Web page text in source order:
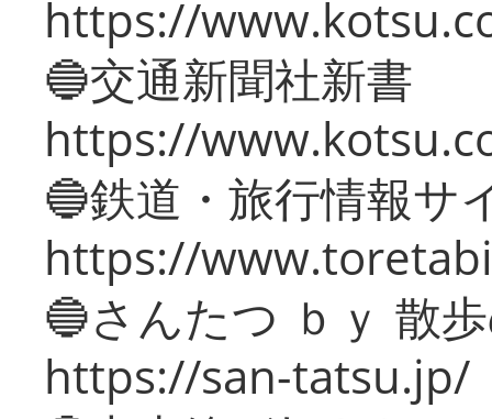
https://
🔵交通新聞社新書
https://
🔵鉄道・旅行情報サ
https://
🔵さんたつ ｂｙ 散
https://san-tatsu.jp/